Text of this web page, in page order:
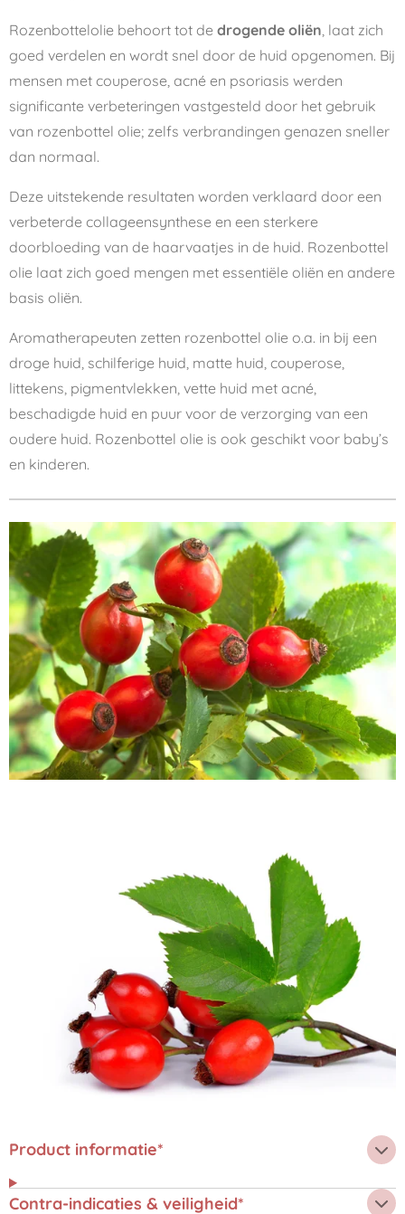
Rozenbottelolie behoort tot de drogende oliën, laat zich
goed verdelen en wordt snel door de huid opgenomen. Bij
mensen met couperose, acné en psoriasis werden
significante verbeteringen vastgesteld door het gebruik
van rozenbottel olie; zelfs verbrandingen genazen sneller
dan normaal.
Deze uitstekende resultaten worden verklaard door een
verbeterde collageensynthese en een sterkere
doorbloeding van de haarvaatjes in de huid. Rozenbottel
olie laat zich goed mengen met essentiële oliën en andere
basis oliën.
Aromatherapeuten zetten rozenbottel olie o.a. in bij een
droge huid, schilferige huid, matte huid, couperose,
littekens, pigmentvlekken, vette huid met acné,
beschadigde huid en puur voor de verzorging van een
oudere huid. Rozenbottel olie is ook geschikt voor baby’s
en kinderen.
Product informatie*
Contra-indicaties & veiligheid*